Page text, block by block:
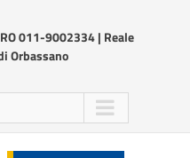
011-9002334 | Reale
Orbassano